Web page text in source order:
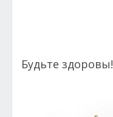
Будьте здоровы!